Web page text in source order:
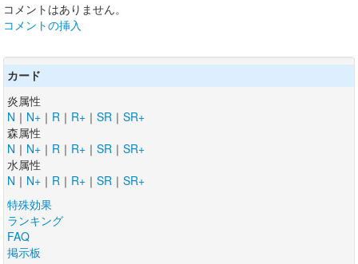
コメントはありません。
コメントの挿入
カード
炎属性
N ｜ N+ ｜ R ｜ R+ ｜ SR ｜ SR+
森属性
N ｜ N+ ｜ R ｜ R+ ｜ SR ｜ SR+
水属性
N ｜ N+ ｜ R ｜ R+ ｜ SR ｜ SR+
特殊効果
ランキング
FAQ
掲示板